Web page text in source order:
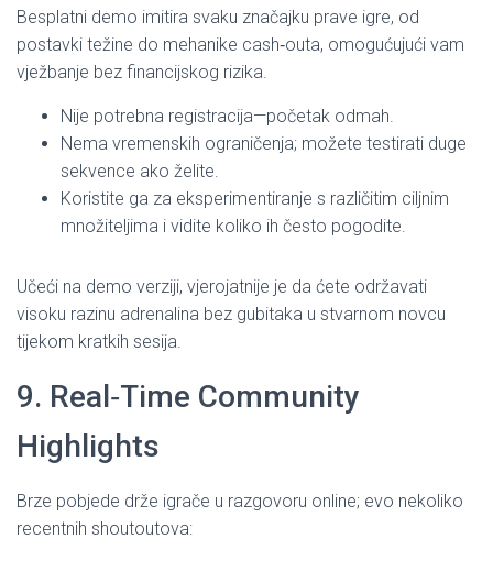
Besplatni demo imitira svaku značajku prave igre, od
postavki težine do mehanike cash‑outa, omogućujući vam
vježbanje bez financijskog rizika.
Nije potrebna registracija—početak odmah.
Nema vremenskih ograničenja; možete testirati duge
sekvence ako želite.
Koristite ga za eksperimentiranje s različitim ciljnim
množiteljima i vidite koliko ih često pogodite.
Učeći na demo verziji, vjerojatnije je da ćete održavati
visoku razinu adrenalina bez gubitaka u stvarnom novcu
tijekom kratkih sesija.
9. Real‑Time Community
Highlights
Brze pobjede drže igrače u razgovoru online; evo nekoliko
recentnih shoutoutova: